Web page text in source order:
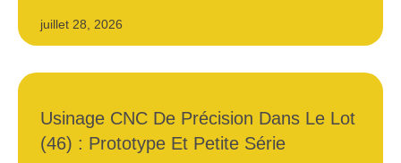
juillet 28, 2026
Usinage CNC De Précision Dans Le Lot
(46) : Prototype Et Petite Série